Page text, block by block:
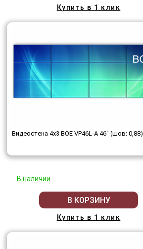
Купить в 1 клик
Видеостена 4x3 BOE VP46L-A 46" (шов: 0,88)
В наличии
В КОРЗИНУ
Купить в 1 клик